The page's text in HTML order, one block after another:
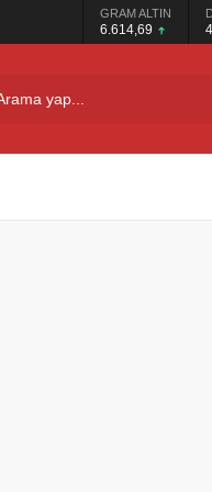
GRAM ALTIN
6.614,69